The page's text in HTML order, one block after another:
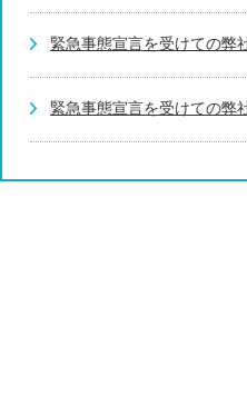
緊急事態宣言を受けての弊
緊急事態宣言を受けての弊